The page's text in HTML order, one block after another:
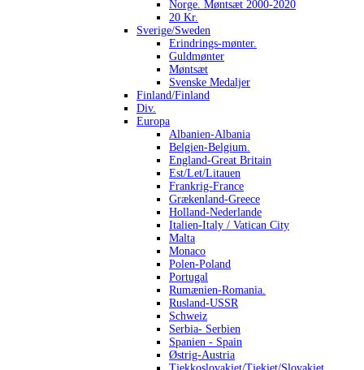
Norge. Møntsæt 2000-2020
20 Kr.
Sverige/Sweden
Erindrings-mønter.
Guldmønter
Møntsæt
Svenske Medaljer
Finland/Finland
Div.
Europa
Albanien-Albania
Belgien-Belgium.
England-Great Britain
Est/Let/Litauen
Frankrig-France
Grækenland-Greece
Holland-Nederlande
Italien-Italy / Vatican City
Malta
Monaco
Polen-Poland
Portugal
Rumænien-Romania.
Rusland-USSR
Schweiz
Serbia- Serbien
Spanien - Spain
Østrig-Austria